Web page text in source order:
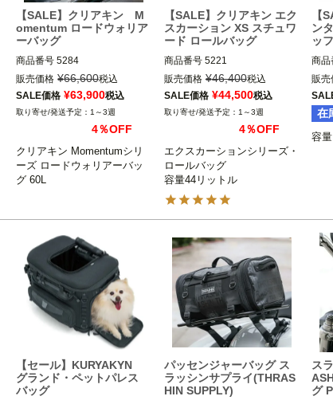
【SALE】クリアキン M
omentum ロードウォリア
ーバッグ
商品番号5284
kuryakyn（クリアキン）
販売価格 ¥66,600税込
SALE価格 ¥63,900税込
1～3週
4％OFF
クリアキン Momentumシリ
ーズ ロードウォリアーバッ
グ 60L
【SALE】クリアキン エク
スカーション XS スチュワ
ード ロールバッグ
商品番号 5221
Kuryakyn（クリアキン）
販売価格 ¥46,400税込
SALE価格 ¥44,500税込
1～3週
4％OFF
エクスカーションシリーズ・
ロールバッグ
容量44リットル
【
ン
ッ
商
販売
在
容
【セール】KURYAKYN
グランド・ペットパレス
バッグ
パッセンジャーバッグ ス
ラッシンサプライ(THRAS
HIN SUPPLY)
ス
グ